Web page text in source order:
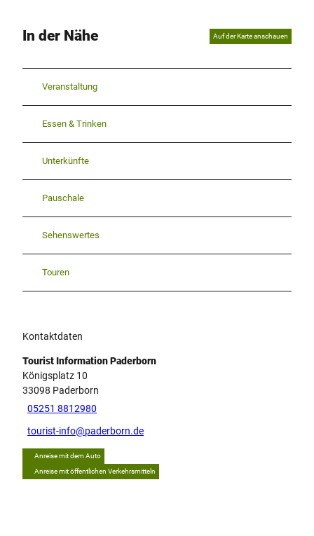
In der Nähe Auf der Karte anschauen
Veranstaltung
Essen & Trinken
Unterkünfte
Pauschale
Sehenswertes
Touren
Kontaktdaten
Tourist Information Paderborn
Königsplatz 10
33098 Paderborn
05251 8812980
tourist-info@paderborn.de
Anreise mit dem Auto
Anreise mit öffentlichen Verkehrsmitteln